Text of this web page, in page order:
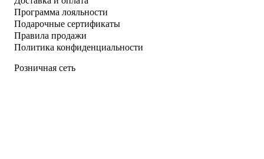
Программа лояльности
Подарочные сертификаты
Правила продажи
Политика конфиденциальности
Розничная сеть